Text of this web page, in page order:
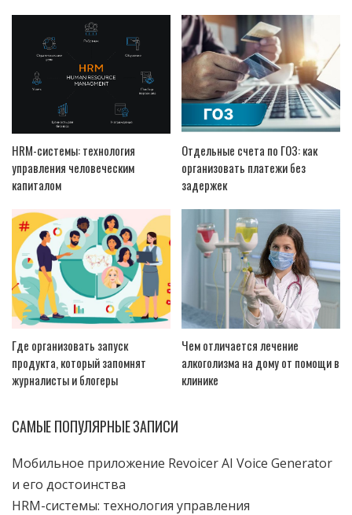
HRM-системы: технология
управления человеческим
капиталом
Отдельные счета по ГОЗ: как
организовать платежи без
задержек
Где организовать запуск
продукта, который запомнят
журналисты и блогеры
Чем отличается лечение
алкоголизма на дому от помощи в
клинике
САМЫЕ ПОПУЛЯРНЫЕ ЗАПИСИ
Мобильное приложение Revoicer AI Voice Generator
и его достоинства
HRM-системы: технология управления